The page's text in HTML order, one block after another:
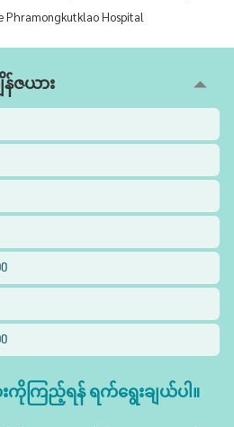
Phramongkutklao Hospital
ဇယား
ကိုကြည့်ရန် ရက်ရွေးချယ်ပါ။